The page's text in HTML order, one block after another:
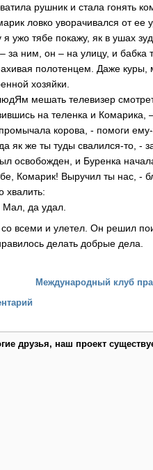
рушник и стала гонять
ловко уворачивался от ее
я ужо тябе покажу, як в ушах
за ним, он – на улицу, и
полотенцем. Даже
хозяйки.
мешать телевизер
на теленка и
корова, - помоги
же ты туды свалился-то, -
освобожден, и Буренка
Комарик! Выручил ты нас, -
хвалить:
да удал.
всеми и улетел. Он решил
делать добрые дела.
Международный клуб
друзья, наш проект